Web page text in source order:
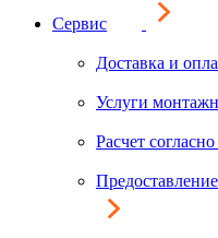
Сервис
Доставка и
Услуги
Расчет